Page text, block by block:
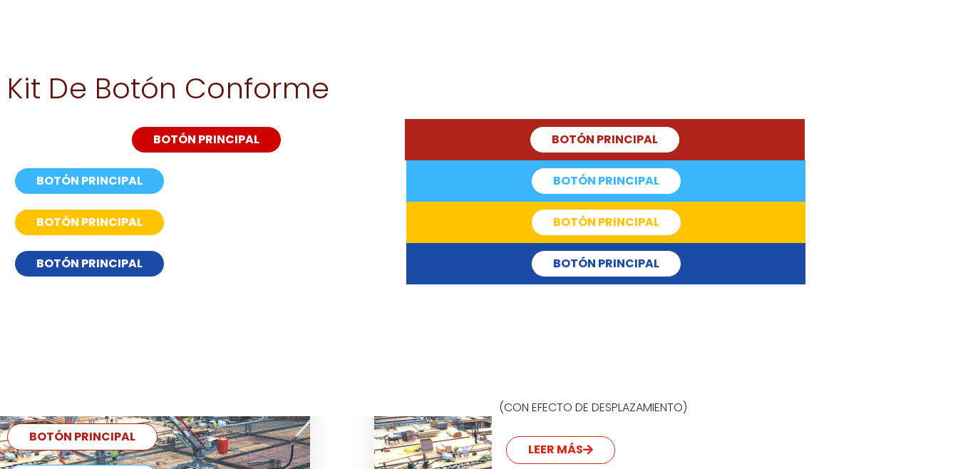
Kit De Botón Conforme
BOTÓN PRINCIPAL BOTÓN PRINCIPAL
BOTÓN PRINCIPAL BOTÓN PRINCIPAL
BOTÓN PRINCIPAL BOTÓN PRINCIPAL
BOTÓN PRINCIPAL BOTÓN PRINCIPAL
BOTÓN PRINCIPAL
(CON EFECTO DE DESPLAZAMIENTO)
LEER MÁS